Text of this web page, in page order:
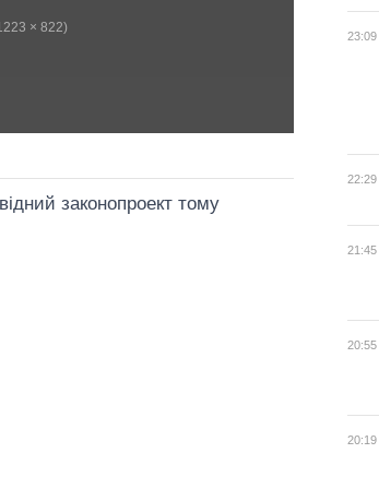
× 822)
законопроект тому
23:09
22:29
21:45
20:55
20:19